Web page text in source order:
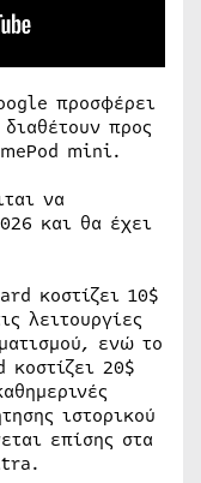
προσφέρει
προς
mini.
να
και θα έχει
κοστίζει 10$
λειτουργίες
ενώ το
20$
ιστορικού
επίσης στα